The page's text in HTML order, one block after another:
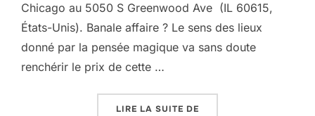
Chicago au 5050 S Greenwood Ave (IL 60615,
États-Unis). Banale affaire ? Le sens des lieux
donné par la pensée magique va sans doute
renchérir le prix de cette …
LIRE LA SUITE DE